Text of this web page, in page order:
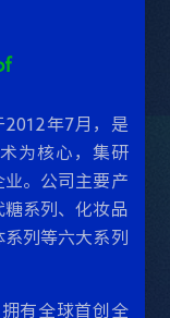
2012年7月，是
为核心，集研
。公司主要产
系列、化妆品
列等六大系列
有全球首创全